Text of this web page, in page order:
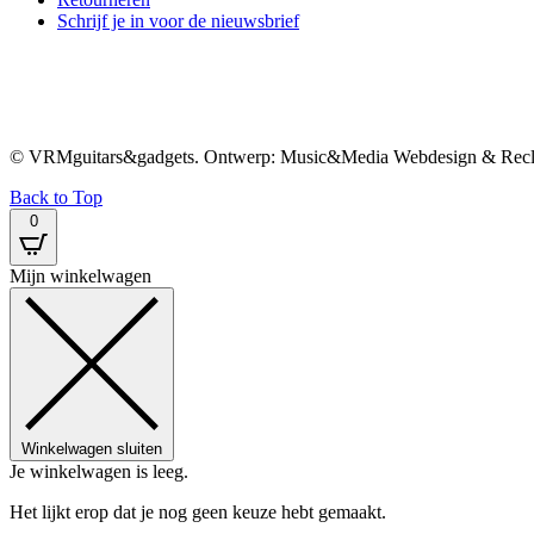
Schrijf je in voor de nieuwsbrief
© VRMguitars&gadgets. Ontwerp: Music&Media Webdesign &
Back to Top
0
Mijn winkelwagen
Winkelwagen sluiten
Je winkelwagen is leeg.
Het lijkt erop dat je nog geen keuze hebt gemaakt.